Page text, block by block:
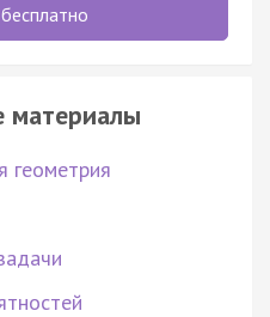
материалы
геометрия